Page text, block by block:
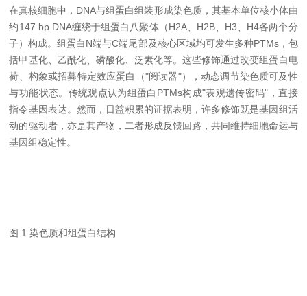
在真核细胞中，DNA与组蛋白组装形成染色质，其基本单位核小体由
约147 bp DNA缠绕于组蛋白八聚体（H2A、H2B、H3、H4各两个分
子）构成。组蛋白N端与C端尾部及核心区域均可发生多种PTMs，包
括甲基化、乙酰化、磷酸化、泛素化等。这些修饰通过改变组蛋白电
荷、构象或招募特定效应蛋白（"阅读器"），动态调节染色质可及性
与功能状态。传统观点认为组蛋白PTMs构成"表观遗传密码"，直接
指令基因表达。然而，日益积累的证据表明，许多修饰既是基因组活
动的驱动者，亦是其产物，二者形成反馈回路，共同维持细胞命运与
基因组稳定性。
图 1 染色质和组蛋白结构